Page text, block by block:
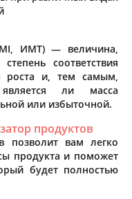
ИМТ) — величина,
соответствия
роста и, тем самым,
ли масса
или избыточной.
продуктов
позволит вам легко
продукта и поможет
будет полностью